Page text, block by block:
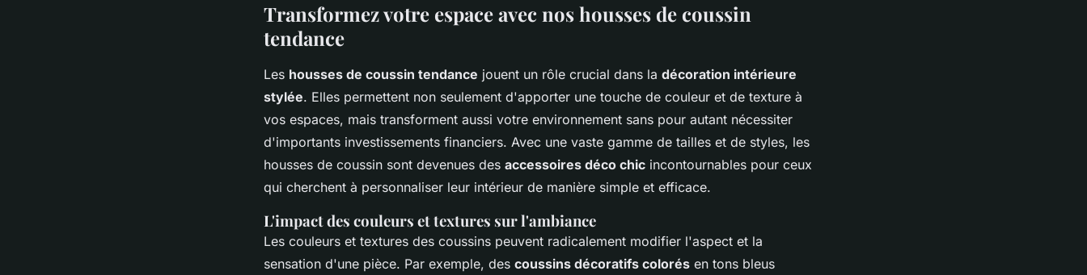
Transformez votre espace avec nos housses de coussin
tendance
Les housses de coussin tendance jouent un rôle crucial dans la décoration intérieure
stylée. Elles permettent non seulement d'apporter une touche de couleur et de texture à
vos espaces, mais transforment aussi votre environnement sans pour autant nécessiter
d'importants investissements financiers. Avec une vaste gamme de tailles et de styles, les
housses de coussin sont devenues des accessoires déco chic incontournables pour ceux
qui cherchent à personnaliser leur intérieur de manière simple et efficace.
L'impact des couleurs et textures sur l'ambiance
Les couleurs et textures des coussins peuvent radicalement modifier l'aspect et la
sensation d'une pièce. Par exemple, des coussins décoratifs colorés en tons bleus